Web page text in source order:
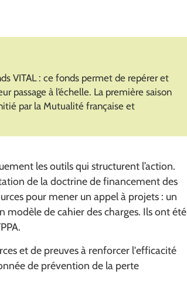
VITAL : ce fonds permet de repérer et
passage à l’échelle. La première saison
par la Mutualité française et
les outils qui structurent l’action.
de la doctrine de financement des
pour mener un appel à projets : un
de cahier des charges. Ils ont été
et de preuves à renforcer l'efficacité
de prévention de la perte